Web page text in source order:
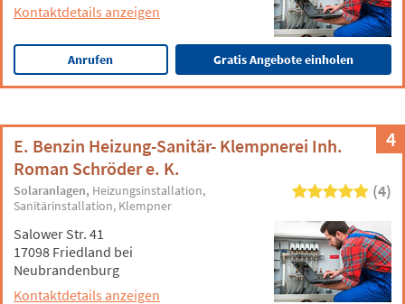
Kontaktdetails anzeigen
Anrufen Gratis Angebote einholen
4
E. Benzin Heizung-Sanitär- Klempnerei Inh.
Roman Schröder e. K.
Solaranlagen Heizungsinstallation
Sanitärinstallation Klempner
(4)
Salower Str. 41
17098 Friedland bei
Neubrandenburg
Kontaktdetails anzeigen